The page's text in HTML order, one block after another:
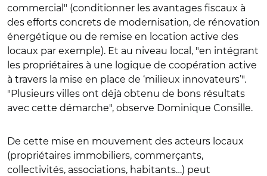
commercial" (conditionner les avantages fiscaux à
des efforts concrets de modernisation, de rénovation
énergétique ou de remise en location active des
locaux par exemple). Et au niveau local, "en intégrant
les propriétaires à une logique de coopération active
à travers la mise en place de ‘milieux innovateurs’".
"Plusieurs villes ont déjà obtenu de bons résultats
avec cette démarche", observe Dominique Consille.
De cette mise en mouvement des acteurs locaux
(propriétaires immobiliers, commerçants,
collectivités, associations, habitants…) peut